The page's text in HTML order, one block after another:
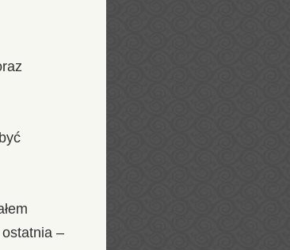
ostatnia –